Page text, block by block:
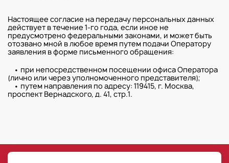
Настоящее согласие на передачу персональных данных
действует в течение 1-го года, если иное не
предусмотрено федеральными законами, и может быть
отозвано мной в любое время путем подачи Оператору
заявления в форме письменного обращения:
• при непосредственном посещении офиса Оператора
(лично или через уполномоченного представителя);
• путем направления по адресу: 119415, г. Москва,
проспект Вернадского, д. 41, стр.1.